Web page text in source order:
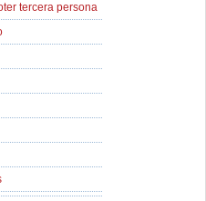
tercera persona